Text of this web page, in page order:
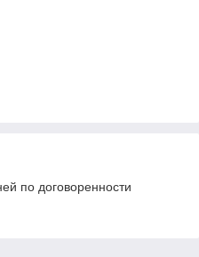
по договоренности